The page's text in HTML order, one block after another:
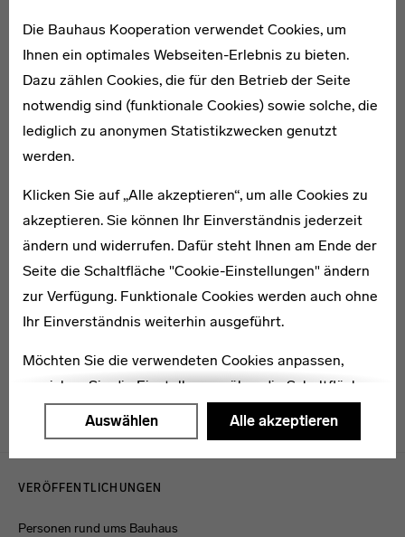
Die Bauhaus Kooperation verwendet Cookies, um
Ihnen ein optimales Webseiten-Erlebnis zu bieten.
Dazu zählen Cookies, die für den Betrieb der Seite
notwendig sind (funktionale Cookies) sowie solche, die
lediglich zu anonymen Statistikzwecken genutzt
werden.
Klicken Sie auf „Alle akzeptieren“, um alle Cookies zu
akzeptieren. Sie können Ihr Einverständnis jederzeit
ändern und widerrufen. Dafür steht Ihnen am Ende der
Seite die Schaltfläche "Cookie-Einstellungen" ändern
zur Verfügung. Funktionale Cookies werden auch ohne
Ihr Einverständnis weiterhin ausgeführt.
Möchten Sie die verwendeten Cookies anpassen,
erreichen Sie die Einstellungen über die Schaltfläche
"Auswählen".
Auswählen Alle akzeptieren
Eleonore von Friedeberg
Josef Frör
1908–1979
Menulinks
VERÖFFENTLICHUNGEN
Personen rund ums Bauhaus